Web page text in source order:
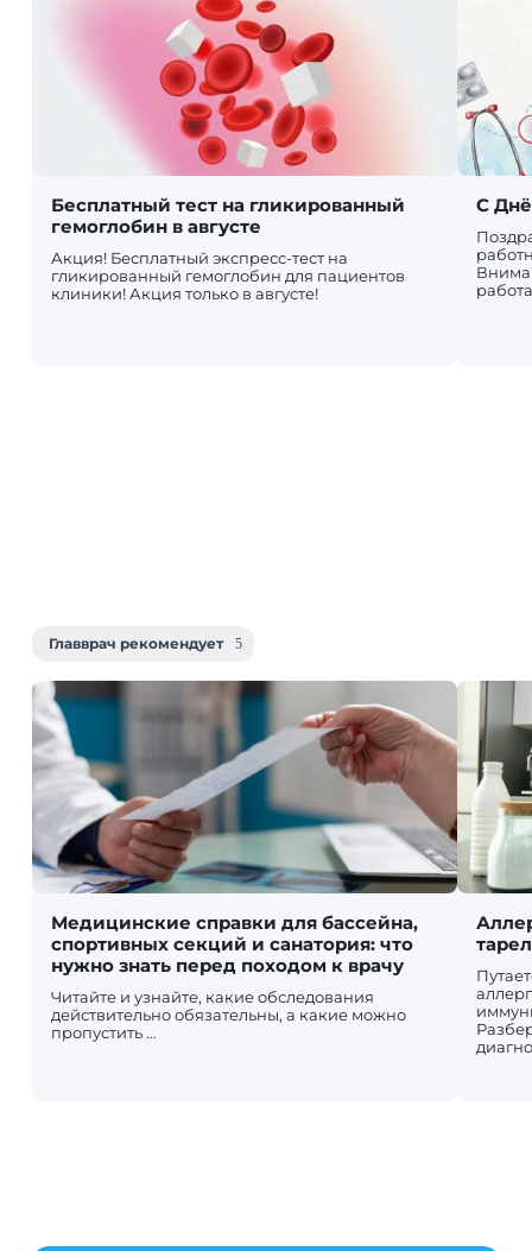
Бесплатный тест на гликированный
гемоглобин в августе
Акция! Бесплатный экспресс-тест на
гликированный гемоглобин для пациентов
клиники! Акция только в августе!
С
Главврач рекомендует
Медицинские справки для бассейна,
спортивных секций и санатория: что
нужно знать перед походом к врачу
Читайте и узнайте, какие обследования
действительно обязательны, а какие можно
пропустить …